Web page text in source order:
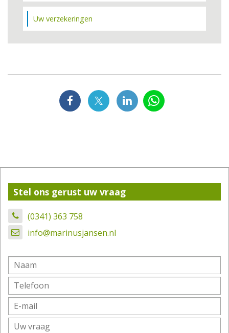
Uw verzekeringen
Stel ons gerust uw vraag
(0341) 363 758
info@marinusjansen.nl